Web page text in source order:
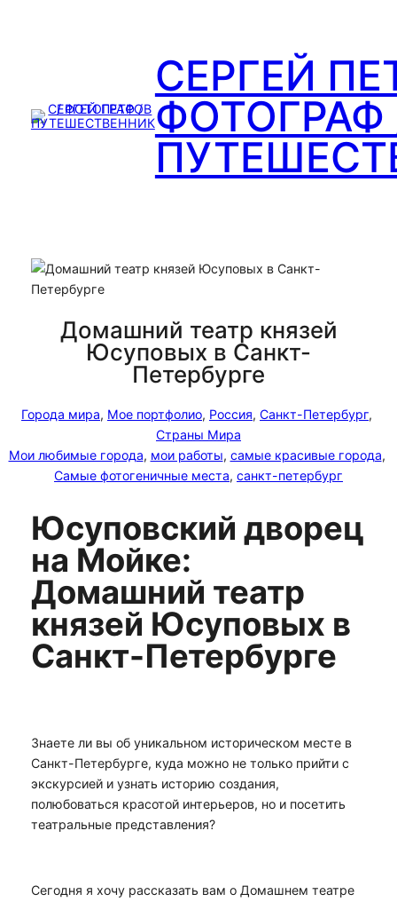
СЕРГЕЙ
ФОТОГРАФ
Домашний театр князей
Юсуповых в Санкт-
Петербурге
Города мира, Мое портфолио, Россия, Санкт-Петербург
Страны Мира
Мои любимые города, мои работы, самые красивые города
Самые фотогеничные места, санкт-петербург
Юсуповский дворец
на Мойке:
Домашний театр
князей Юсуповых в
Санкт-Петербурге
Знаете ли вы об уникальном историческом месте в
Санкт-Петербурге, куда можно не только прийти с
экскурсией и узнать историю создания,
полюбоваться красотой интерьеров, но и посетить
театральные представления?
Сегодня я хочу рассказать вам о Домашнем театре